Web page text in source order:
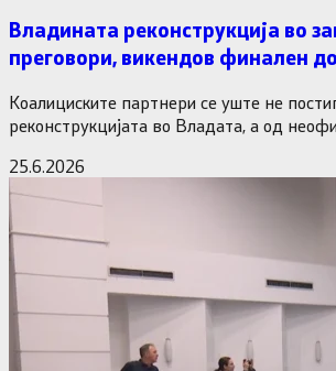
Владината реконструкција во
преговори, викендов финален
Коалициските партнери се уште не
реконструкцијата во Владата, а од
25.6.2026